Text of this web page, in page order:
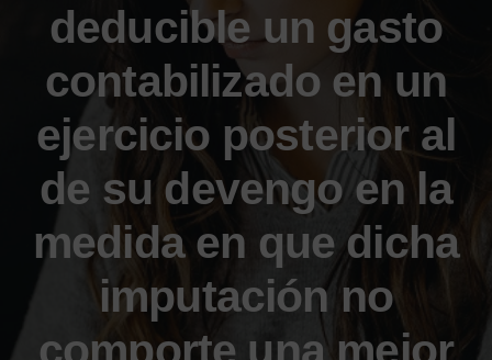
deducible un gasto
contabilizado en un
ejercicio posterior al
de su devengo en la
medida en que dicha
imputación no